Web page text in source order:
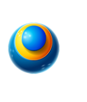
content